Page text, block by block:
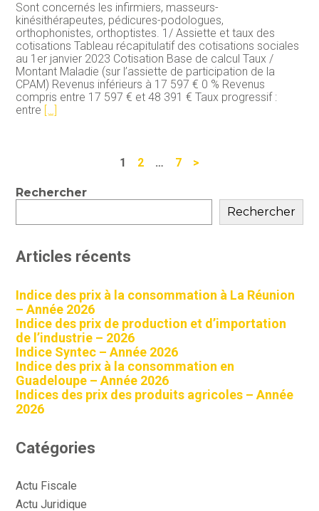
Sont concernés les infirmiers, masseurs-
kinésithérapeutes, pédicures-podologues,
orthophonistes, orthoptistes. 1/ Assiette et taux des
cotisations Tableau récapitulatif des cotisations sociales
au 1er janvier 2023 Cotisation Base de calcul Taux /
Montant Maladie (sur l’assiette de participation de la
CPAM) Revenus inférieurs à 17 597 € 0 % Revenus
compris entre 17 597 € et 48 391 € Taux progressif :
entre […]
1 2 … 7 >
Blog
Rechercher
Rechercher
Articles récents
Indice des prix à la consommation à La Réunion
– Année 2026
Indice des prix de production et d’importation
de l’industrie – 2026
Indice Syntec – Année 2026
Indice des prix à la consommation en
Guadeloupe – Année 2026
Indices des prix des produits agricoles – Année
2026
Catégories
Actu Fiscale
Actu Juridique